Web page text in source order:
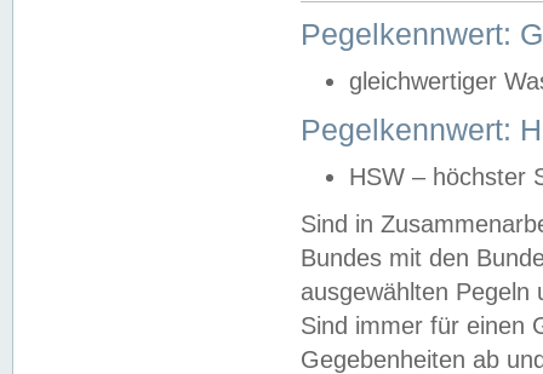
Pegelkennwert:
gleichwertiger
Pegelkennwert:
HSW – höchster
Sind in
Bundes mit den
ausgewählten
Sind immer für einen
Gegebenheiten ab